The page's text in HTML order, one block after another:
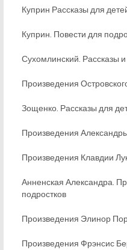
Куприн Рассказы для
Куприн. Повести для
Сухомлинский. Рассказы и
Произведения
Зощенко. Рассказы для
Произведения
Произведения Клавдии
Анненская Александра.
подростков
Произведения Элинор
Произведения Фрэнсис